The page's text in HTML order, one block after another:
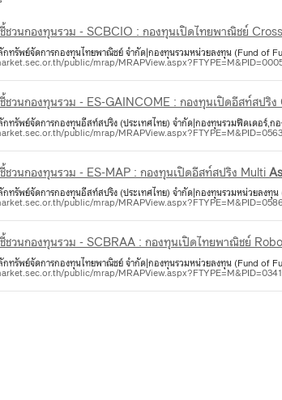
ชวนกองทุนรวม - SCBCIO : กองทุนเปิดไทยพาณิชย์ Cross
ทรัพย์จัดการกองทุนไทยพาณิชย์ จำกัด|กองทุนรวมหน่วยลงทุน (Fund of
public/mrap/
ชวนกองทุนรวม - ES-GAINCOME : กองทุนเปิดอีสท์สปริ
ทรัพย์จัดการกองทุนอีสท์สปริง (ประเทศไทย) จำกัด|กองทุนรวมฟีดเดอร์,ก
public/mrap/
ชวนกองทุนรวม - ES-MAP : กองทุนเปิดอีสท์สปริง Multi
ทรัพย์จัดการกองทุนอีสท์สปริง (ประเทศไทย) จำกัด|กองทุนรวมหน่วยลงทุ
public/mrap/
หนังสือชี้ชวนกองทุนรวม - SCBRAA : กองทุนเปิดไทยพาณิชย์ Robo
ทรัพย์จัดการกองทุนไทยพาณิชย์ จำกัด|กองทุนรวมหน่วยลงทุน (Fund of
public/mrap/